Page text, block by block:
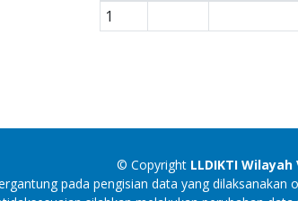
1
© Copyright LLDIKTI Wilayah
pada pengisian data yang dilaksanakan